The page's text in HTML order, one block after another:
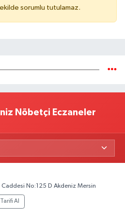
sorumlu tutulamaz.
Nöbetçi Eczaneler
No:125 D Akdeniz Mersin
Al